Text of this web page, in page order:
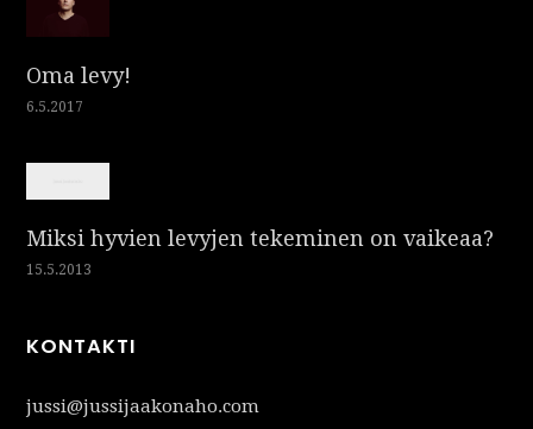
Oma levy!
6.5.2017
Miksi hyvien levyjen tekeminen on vaikeaa?
15.5.2013
KONTAKTI
jussi@jussijaakonaho.com